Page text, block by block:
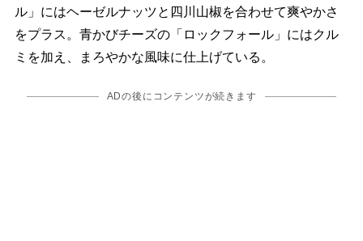
ル」にはヘーゼルナッツと四川山椒を合わせて爽やかさ
をプラス。青かびチーズの「ロックフォール」にはクル
ミを加え、まろやかな風味に仕上げている。
ADの後にコンテンツが続きます